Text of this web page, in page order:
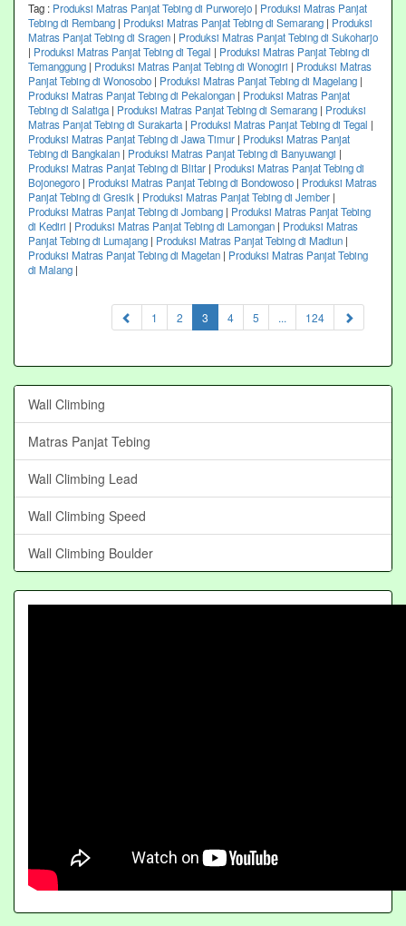
Tag : Produksi Matras Panjat Tebing di Purworejo | Produksi Matras Panjat
Tebing di Rembang | Produksi Matras Panjat Tebing di Semarang | Produksi
Matras Panjat Tebing di Sragen | Produksi Matras Panjat Tebing di Sukoharjo
| Produksi Matras Panjat Tebing di Tegal | Produksi Matras Panjat Tebing di
Temanggung | Produksi Matras Panjat Tebing di Wonogiri | Produksi Matras
Panjat Tebing di Wonosobo | Produksi Matras Panjat Tebing di Magelang |
Produksi Matras Panjat Tebing di Pekalongan | Produksi Matras Panjat
Tebing di Salatiga| Produksi Matras Panjat Tebing di Semarang | Produksi
Matras Panjat Tebing di Surakarta| Produksi Matras Panjat Tebing di Tegal |
Produksi Matras Panjat Tebing di Jawa Timur | Produksi Matras Panjat
Tebing di Bangkalan | Produksi Matras Panjat Tebing di Banyuwangi |
Produksi Matras Panjat Tebing di Blitar | Produksi Matras Panjat Tebing di
Bojonegoro | Produksi Matras Panjat Tebing di Bondowoso | Produksi Matras
Panjat Tebing di Gresik | Produksi Matras Panjat Tebing di Jember |
Produksi Matras Panjat Tebing di Jombang | Produksi Matras Panjat Tebing
di Kediri | Produksi Matras Panjat Tebing di Lamongan | Produksi Matras
Panjat Tebing di Lumajang | Produksi Matras Panjat Tebing di Madiun |
Produksi Matras Panjat Tebing di Magetan | Produksi Matras Panjat Tebing
di Malang |
1 2 3 (current)
4 5 ... 124
Wall Climbing
Matras Panjat Tebing
Wall Climbing Lead
Wall Climbing Speed
Wall Climbing Boulder